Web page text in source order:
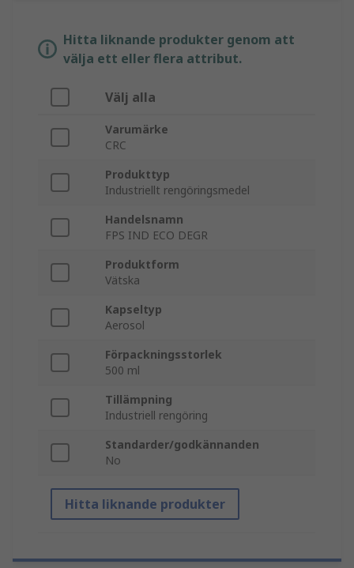
Hitta liknande produkter genom att
välja ett eller flera attribut.
Välj alla
Varumärke
CRC
Produkttyp
Industriellt rengöringsmedel
Handelsnamn
FPS IND ECO DEGR
Produktform
Vätska
Kapseltyp
Aerosol
Förpackningsstorlek
500 ml
Tillämpning
Industriell rengöring
Standarder/godkännanden
No
Hitta liknande produkter